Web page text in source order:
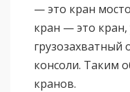
— это кран
кран — это кран,
грузозахватный
консоли. Таким
кранов.